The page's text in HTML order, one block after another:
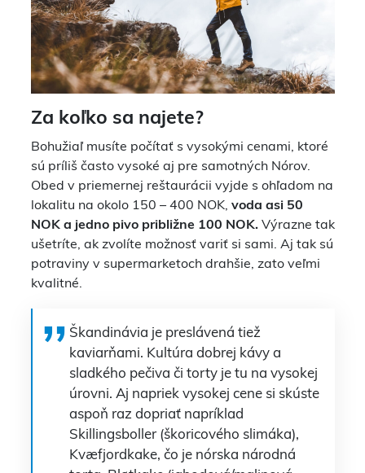
Za koľko sa najete?
Bohužiaľ musíte počítať s vysokými cenami, ktoré
sú príliš často vysoké aj pre samotných Nórov.
Obed v priemernej reštaurácii vyjde s ohľadom na
lokalitu na okolo 150 – 400 NOK, voda asi 50
NOK a jedno pivo približne 100 NOK.Výrazne tak
ušetríte, ak zvolíte možnosť variť si sami. Aj tak sú
potraviny v supermarketoch drahšie, zato veľmi
kvalitné.
Škandinávia je preslávená tiež
kaviarňami. Kultúra dobrej kávy a
sladkého pečiva či torty je tu na vysokej
úrovni. Aj napriek vysokej cene si skúste
aspoň raz dopriať napríklad
Skillingsboller (škoricového slimáka),
Kvæfjordkake, čo je nórska národná